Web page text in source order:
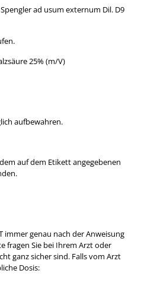
ad usum externum Dil. D9
25% (m/V)
aufbewahren.
auf dem Etikett angegebenen
immer genau nach der Anweisung
fragen Sie bei Ihrem Arzt oder
ganz sicher sind. Falls vom Arzt
Dosis: